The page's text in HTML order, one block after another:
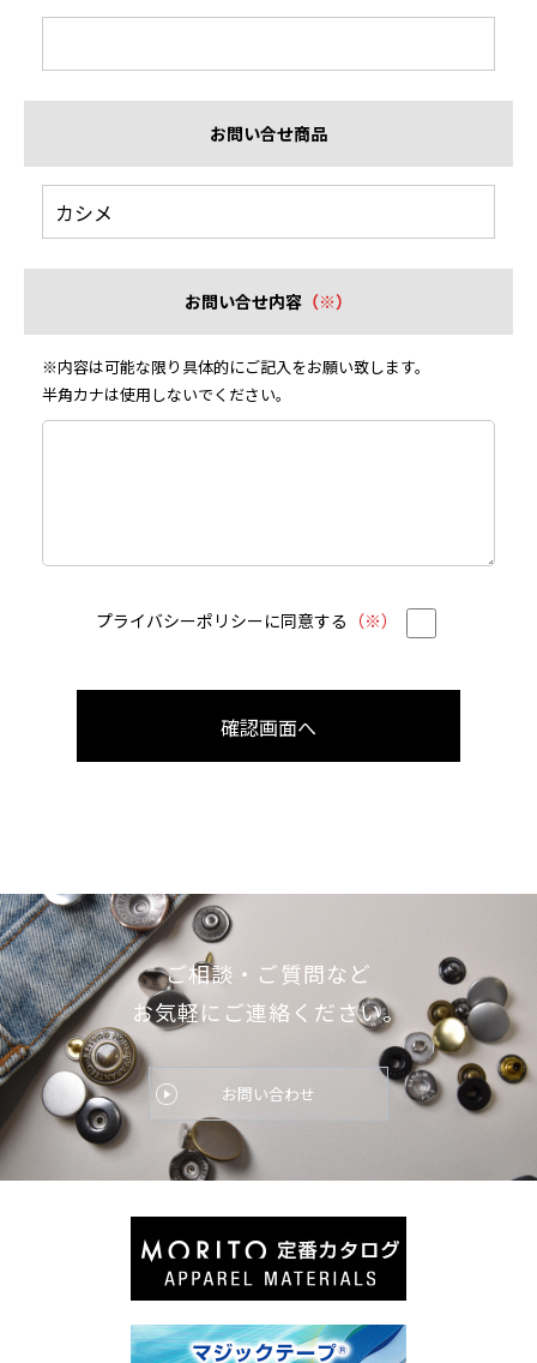
お問い合せ商品
お問い合せ内容 （※）
※内容は可能な限り具体的にご記入をお願い致します。
半角カナは使用しないでください。
プライバシーポリシーに同意する （※）
ご相談・ご質問など
お気軽にご連絡ください。
お問い合わせ